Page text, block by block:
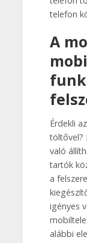
telefon
A
Érdekli
töltővel?
való
tartók
a
igényes
alábbi